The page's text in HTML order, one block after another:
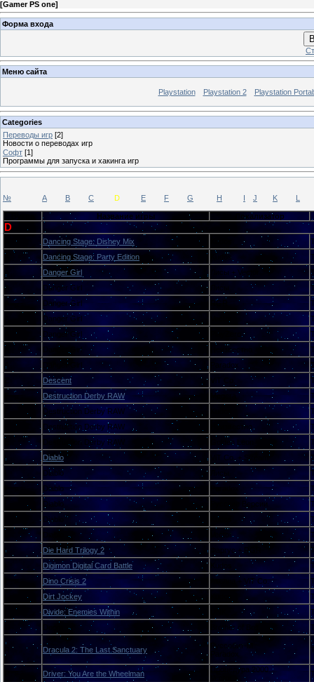
[Gamer PS one]
Форма входа
Меню сайта
Playstation Playstation 2 Playstation
Categories
Переводы игр [2]
Новости о переводах игр
Софт [1]
Программы для запуска и хакинга игр
№ A B C D E F G H I J K L
Название игры Локализатор
D
Dancing Stage: Disney Mix Kudos
A
Dancing Stage: Party Edition Kudos
Danger Girl Лисы + Vector
A
Danger Girl
Danger Girl RGR
Danger Girl
Danger Girl PlayZero
Danger Girl Неизвестно
A
Danger Girl Paradox
Descent
Destruction Derby RAW Megera
Destruction Derby RAW
Destruction Derby RAW Неизвестно
Destruction Derby RAW Golden Leon
I
Diablo ViT Co. + Stream
Diablo
Diablo
Diablo Русские Версии
Diablo Kudos
Vector
I
Die Hard Trilogy 2 Фаргус + RGR
Digimon Digital Card Battle
Dino Crisis 2 Акелла + ViT Co.
Dirt Jockey Kudos
Divide: Enemies Within UNK
Brother of Bolt
Dracula 2: The Last Sanctuary
Руссобит-М
Driver: You Are the Wheelman
Процедура 2000